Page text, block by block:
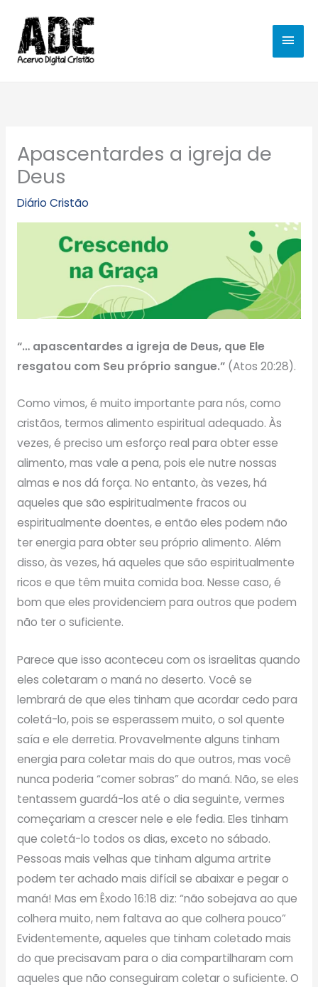
para
conteúdo
Apascentardes a igreja de
Deus
Diário Cristão
“… apascentardes a igreja de Deus, que Ele
resgatou com Seu próprio sangue.”(Atos 20:28).
Como vimos, é muito importante para nós, como
cristãos, termos alimento espiritual adequado. Às
vezes, é preciso um esforço real para obter esse
alimento, mas vale a pena, pois ele nutre nossas
almas e nos dá força. No entanto, às vezes, há
aqueles que são espiritualmente fracos ou
espiritualmente doentes, e então eles podem não
ter energia para obter seu próprio alimento. Além
disso, às vezes, há aqueles que são espiritualmente
ricos e que têm muita comida boa. Nesse caso, é
bom que eles providenciem para outros que podem
não ter o suficiente.
Parece que isso aconteceu com os israelitas quando
eles coletaram o maná no deserto. Você se
lembrará de que eles tinham que acordar cedo para
coletá-lo, pois se esperassem muito, o sol quente
saía e ele derretia. Provavelmente alguns tinham
energia para coletar mais do que outros, mas você
nunca poderia “comer sobras” do maná. Não, se eles
tentassem guardá-los até o dia seguinte, vermes
começariam a crescer nele e ele fedia. Eles tinham
que coletá-lo todos os dias, exceto no sábado.
Pessoas mais velhas que tinham alguma artrite
podem ter achado mais difícil se abaixar e pegar o
maná! Mas em Êxodo 16:18 diz: “não sobejava ao que
colhera muito, nem faltava ao que colhera pouco”
Evidentemente, aqueles que tinham coletado mais
do que precisavam para o dia compartilharam com
aqueles que não conseguiram coletar o suficiente. O